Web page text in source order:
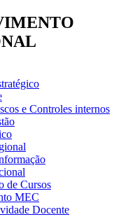
e Controles internos
de Cursos
MEC
Docente